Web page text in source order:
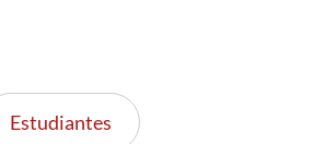
Estudiantes